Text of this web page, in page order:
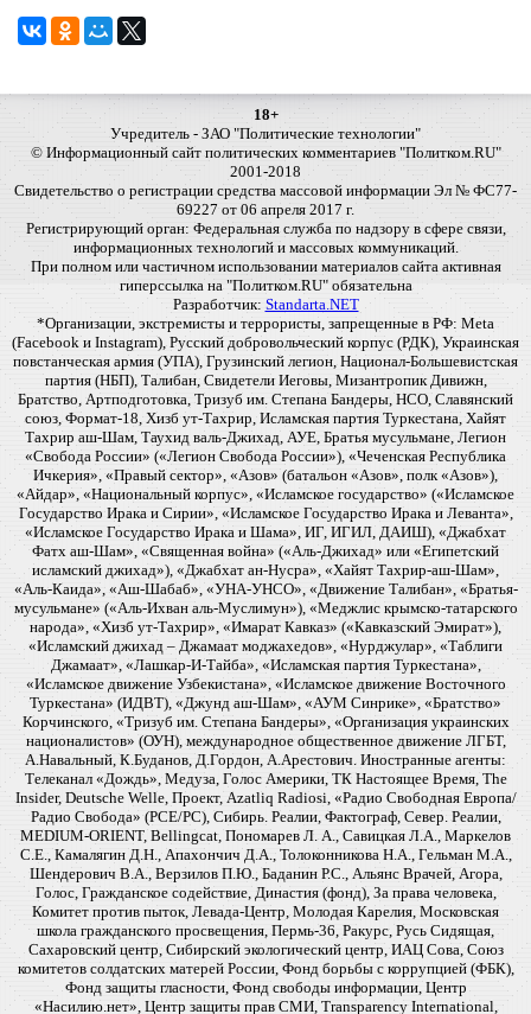
18+
Учредитель - ЗАО "Политические технологии"
© Информационный сайт политических комментариев "Политком.RU"
2001-2018
Свидетельство о регистрации средства массовой информации Эл № ФС77-
69227 от 06 апреля 2017 г.
Регистрирующий орган: Федеральная служба по надзору в сфере связи,
информационных технологий и массовых коммуникаций.
При полном или частичном использовании материалов сайта активная
гиперссылка на "Политком.RU" обязательна
Разработчик: Standarta.NET
*Организации, экстремисты и террористы, запрещенные в РФ: Meta
(Facebook и Instagram), Русский добровольческий корпус (РДК), Украинская
повстанческая армия (УПА), Грузинский легион, Национал-Большевистская
партия (НБП), Талибан, Свидетели Иеговы, Мизантропик Дивижн,
Братство, Артподготовка, Тризуб им. Степана Бандеры, НСО, Славянский
союз, Формат-18, Хизб ут-Тахрир, Исламская партия Туркестана, Хайят
Тахрир аш-Шам, Таухид валь-Джихад, АУЕ, Братья мусульмане, Легион
«Свобода России» («Легион Свобода России»), «Чеченская Республика
Ичкерия», «Правый сектор», «Азов» (батальон «Азов», полк «Азов»),
«Айдар», «Национальный корпус», «Исламское государство» («Исламское
Государство Ирака и Сирии», «Исламское Государство Ирака и Леванта»,
«Исламское Государство Ирака и Шама», ИГ, ИГИЛ, ДАИШ), «Джабхат
Фатх аш-Шам», «Священная война» («Аль-Джихад» или «Египетский
исламский джихад»), «Джабхат ан-Нусра», «Хайят Тахрир-аш-Шам»,
«Аль-Каида», «Аш-Шабаб», «УНА-УНСО», «Движение Талибан», «Братья-
мусульмане» («Аль-Ихван аль-Муслимун»), «Меджлис крымско-татарского
народа», «Хизб ут-Тахрир», «Имарат Кавказ» («Кавказский Эмират»),
«Исламский джихад – Джамаат моджахедов», «Нурджулар», «Таблиги
Джамаат», «Лашкар-И-Тайба», «Исламская партия Туркестана»,
«Исламское движение Узбекистана», «Исламское движение Восточного
Туркестана» (ИДВТ), «Джунд аш-Шам», «АУМ Синрике», «Братство»
Корчинского, «Тризуб им. Степана Бандеры», «Организация украинских
националистов» (ОУН), международное общественное движение ЛГБТ,
А.Навальный, К.Буданов, Д.Гордон, А.Арестович. Иностранные агенты:
Телеканал «Дождь», Медуза, Голос Америки, ТК Настоящее Время, The
Insider, Deutsche Welle, Проект, Azatliq Radiosi, «Радио Свободная Европа/
Радио Свобода» (PCE/PC), Сибирь. Реалии, Фактограф, Север. Реалии,
MEDIUM-ORIENT, Bellingcat, Пономарев Л. А., Савицкая Л.А., Маркелов
С.Е., Камалягин Д.Н., Апахончич Д.А., Толоконникова Н.А., Гельман М.А.,
Шендерович В.А., Верзилов П.Ю., Баданин Р.С., Альянс Врачей, Агора,
Голос, Гражданское содействие, Династия (фонд), За права человека,
Комитет против пыток, Левада-Центр, Молодая Карелия, Московская
школа гражданского просвещения, Пермь-36, Ракурс, Русь Сидящая,
Сахаровский центр, Сибирский экологический центр, ИАЦ Сова, Союз
комитетов солдатских матерей России, Фонд борьбы с коррупцией (ФБК),
Фонд защиты гласности, Фонд свободы информации, Центр
«Насилию.нет», Центр защиты прав СМИ, Transparency International,